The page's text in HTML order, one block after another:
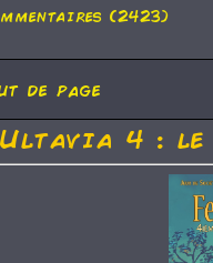
(2423)
de page
Ultavia 4 :